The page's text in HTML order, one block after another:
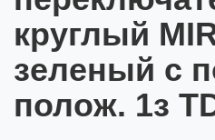
круглый
зеленый с
полож. 1з